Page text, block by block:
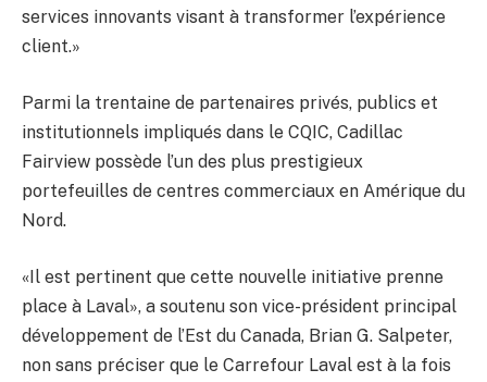
services innovants visant à transformer l’expérience
client.»
Parmi la trentaine de partenaires privés, publics et
institutionnels impliqués dans le CQIC, Cadillac
Fairview possède l’un des plus prestigieux
portefeuilles de centres commerciaux en Amérique du
Nord.
«Il est pertinent que cette nouvelle initiative prenne
place à Laval», a soutenu son vice-président principal
développement de l’Est du Canada, Brian G. Salpeter,
non sans préciser que le Carrefour Laval est à la fois